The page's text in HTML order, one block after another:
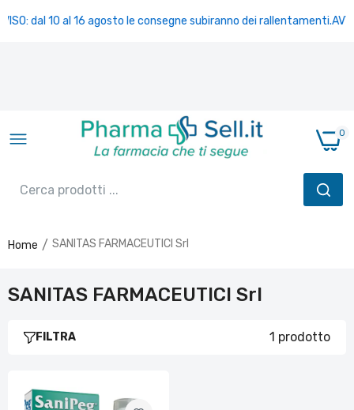
dal 10 al 16 agosto le consegne subiranno dei rallentamenti.
0
€17,90
Home SANITAS FARMACEUTICI Srl
SANITAS FARMACEUTICI Srl
FILTRA 1 prodotto